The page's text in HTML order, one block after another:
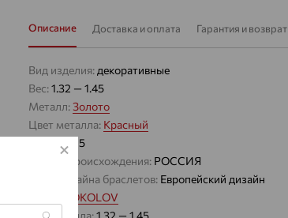
Описание Доставка и оплата Гарантия и возврат
Вид изделия: декоративные
Вес:1.32 — 1.45
Металл:Золото
Цвет металла: Красный
585
Страна происхождения: РОССИЯ
Виды дизайна браслетов: Европейский дизайн
SOKOLOV
Вес металла:1.32 — 1.45